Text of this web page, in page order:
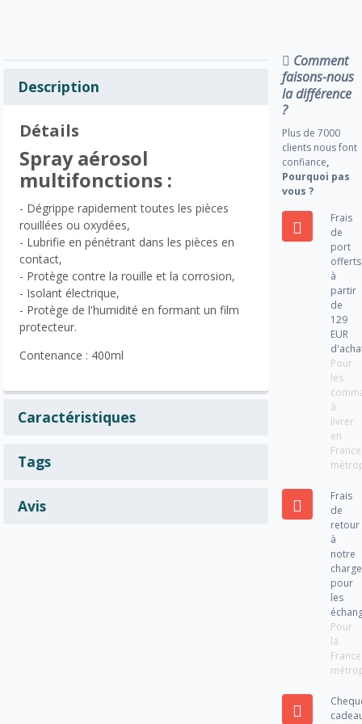
Description
Détails
Spray aérosol
multifonctions :
- Dégrippe rapidement toutes les pièces
rouillées ou oxydées,
- Lubrifie en pénétrant dans les pièces en
contact,
- Protège contre la rouille et la corrosion,
- Isolant électrique,
- Protège de l'humidité en formant un film
protecteur.
Contenance : 400ml
Caractéristiques
Tags
Avis
Comment
faisons-nous
la différence
?
Plus de 7000
clients nous font
confiance,
Pourquoi pas
vous ?
Frais
de
port
offerts
à
partir
de
129
EUR
Pour
les
à
livrer
en
France
Frais
de
retour
à
notre
charge
pour
les
Pour
la
France